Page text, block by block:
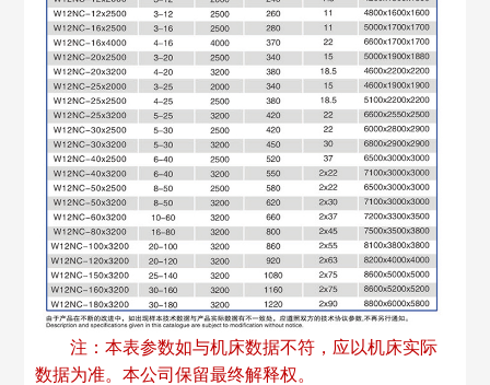
注：本表参数如与机床数据不符，应以机床实际
数据为准。本公司保留最终解释权。